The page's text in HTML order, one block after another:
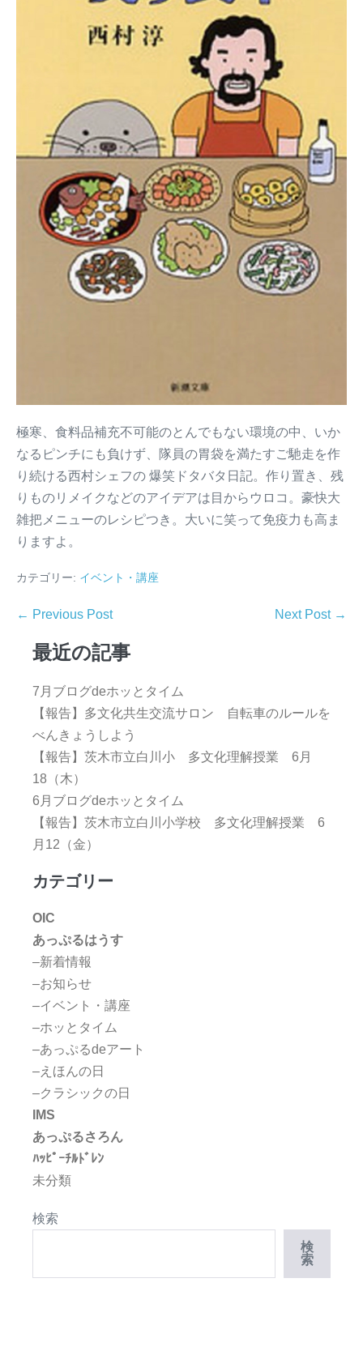
極寒、食料品補充不可能のとんでもない環境の中、いか
なるピンチにも負けず、隊員の胃袋を満たすご馳走を作
り続ける西村シェフの 爆笑ドタバタ日記。作り置き、残
りものリメイクなどのアイデアは目からウロコ。豪快大
雑把メニューのレシピつき。大いに笑って免疫力も高ま
りますよ。
カテゴリー: イベント・講座
← Previous Post Next Post →
最近の記事
7月ブログdeホッとタイム
【報告】多文化共生交流サロン 自転車のルールを
べんきょうしよう
【報告】茨木市立白川小 多文化理解授業 6月
18（木）
6月ブログdeホッとタイム
【報告】茨木市立白川小学校 多文化理解授業 6
月12（金）
カテゴリー
OIC
あっぷるはうす
–新着情報
–お知らせ
–イベント・講座
–ホッとタイム
–あっぷるdeアート
–えほんの日
–クラシックの日
IMS
あっぷるさろん
ﾊｯﾋﾟｰﾁﾙﾄﾞﾚﾝ
未分類
検索
検
索